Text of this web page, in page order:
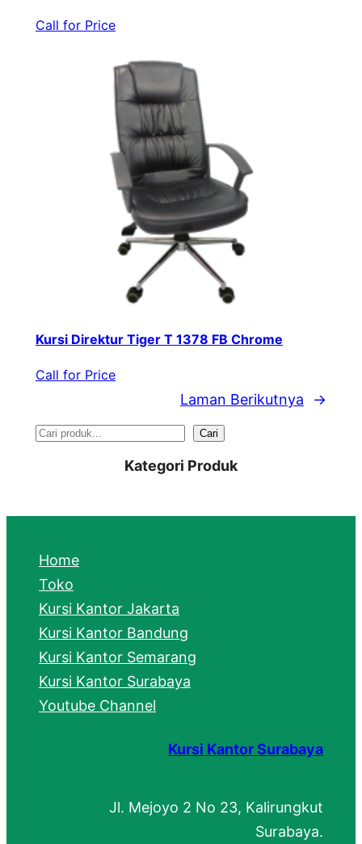
Call for Price
Kursi Direktur Tiger T 1378 FB Chrome
Call for Price
Laman Berikutnya →
S
r
h
Cari
Kategori Produk
Home
Toko
Kursi Kantor Jakarta
Kursi Kantor Bandung
Kursi Kantor Semarang
Kursi Kantor Surabaya
Youtube Channel
Kursi Kantor Surabaya
Jl. Mejoyo 2 No 23, Kalirungkut
Surabaya.